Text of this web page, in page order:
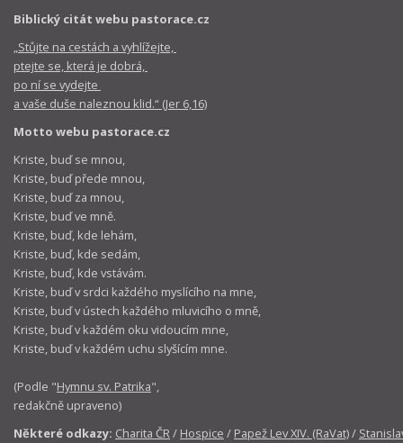
Biblický citát webu pastorace.cz
„Stůjte na cestách a vyhlížejte,
ptejte se, která je dobrá,
po ní se vydejte
a vaše duše naleznou klid.“ (Jer 6,16)
Motto webu pastorace.cz
Kriste, buď se mnou,
Kriste, buď přede mnou,
Kriste, buď za mnou,
Kriste, buď ve mně.
Kriste, buď, kde lehám,
Kriste, buď, kde sedám,
Kriste, buď, kde vstávám.
Kriste, buď v srdci každého myslícího na mne,
Kriste, buď v ústech každého mluvicího o mně,
Kriste, buď v každém oku vidoucím mne,
Kriste, buď v každém uchu slyšícím mne.
(Podle "Hymnu sv. Patrika",
redakčně upraveno)
Některé odkazy: Charita ČR/ Hospice / Papež Lev XIV. (RaVat)/